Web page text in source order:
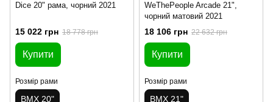
Dice 20" рама, чорний 2021
15 022 грн 18 778 грн
Купити
Розмір рами
BMX 20"
WeThePeople Arcade 21",
чорний матовий 2021
18 106 грн 22 632 грн
Купити
Розмір рами
BMX 21"